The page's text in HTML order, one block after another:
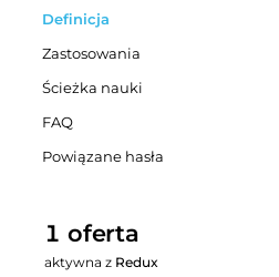
Definicja
Zastosowania
Ścieżka nauki
FAQ
Powiązane hasła
1 oferta
aktywna z Redux